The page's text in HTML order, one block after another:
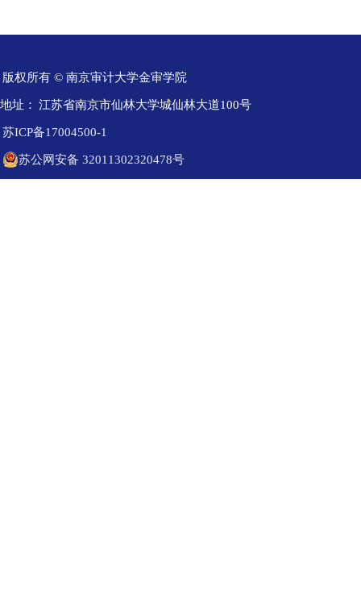
版权所有 © 南京审计大学金审学院
地址： 江苏省南京市仙林大学城仙林大道100号
苏ICP备17004500-1
苏公网安备 32011302320478号